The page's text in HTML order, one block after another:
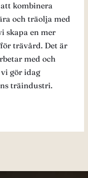
kombinera
och träolja med
skapa en mer
trävård. Det är
med och
gör idag
träindustri.